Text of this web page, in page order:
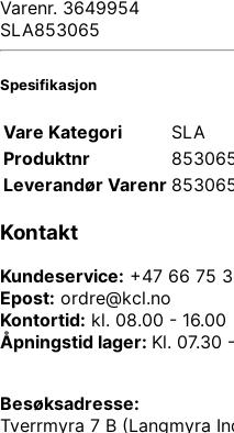
Varenr. 3649954
SLA853065
Spesifikasjon
Vare Kategori
SLA
Produktnr
Leverandør Varenr
Kontakt
Kundeservice: +47 66 75
Epost: ordre@kcl.no
Kontortid: kl. 08.00 - 16.00
Åpningstid lager: Kl. 07.30
Besøksadresse:
Tverrmyra 7 B (Langmyra